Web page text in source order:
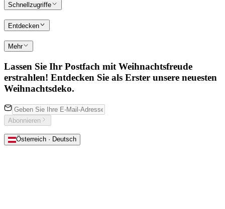
Schnellzugriffe
Entdecken
Mehr
Lassen Sie Ihr Postfach mit Weihnachtsfreude
erstrahlen! Entdecken Sie als Erster unsere neuesten
Weihnachtsdeko.
Abonnieren
Österreich · Deutsch